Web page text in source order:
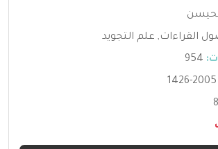
القراءات, علم التجويد
954
2005-1426